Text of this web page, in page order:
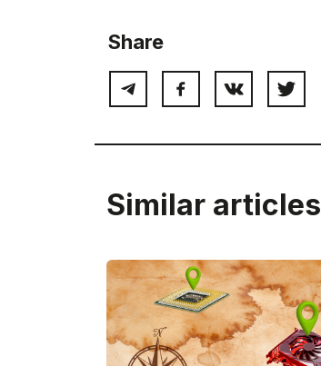
Share
Similar articles